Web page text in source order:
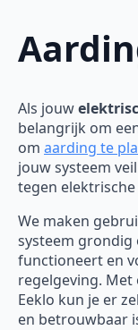
Als jouw
belangrijk om
om aarding te
jouw systeem
tegen
We maken
systeem grondig
functioneert en
regelgeving. Met
Eeklo kun je er
en betrouwbaar